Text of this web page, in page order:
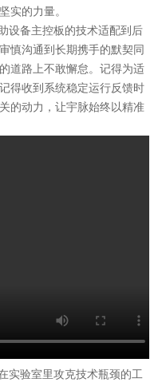
实的力量。
备主控板的技术适配到后
慎沟通到长期携手的默契同
道路上不敢懈怠。记得为适
得收到系统稳定运行反馈时
的动力，让宇脉始终以精准
验室里攻克技术瓶颈的工